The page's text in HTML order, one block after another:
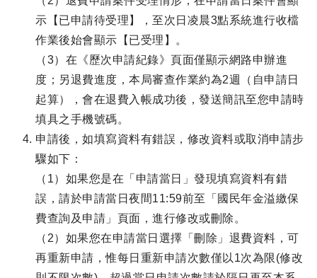
示【已申請待受理】，至次日凌晨3點系統進行收檔
作業後始會顯示【已受理】。
（3）在《歷次申請紀錄》頁面僅顯示網路申辦進
度；另退費進度，本局審查作業約為2週（自申請日
起算），會在退費入帳成功後，發送簡訊至您申請時
填具之手機號碼。
申請後，如填寫資料有錯誤，修改資料或取消申請步
驟如下：
（1）如果您是在「申請當日」發現填寫資料有錯
誤，請於申請當日夜間11:59前至「國民年金溢繳保
費查詢及申請」頁面，進行修改或刪除。
（2）如果您在申請當日選擇「刪除」退費資料，可
再重新申請，惟每日重新申請次數僅以1次為限(修改